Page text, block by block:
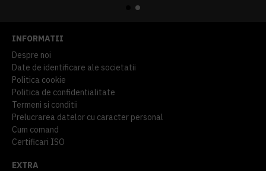
INFORMATII
Despre noi
Date de identificare ale societatii
Politica cookie
Politica de confidentialitate
Termeni si conditii
Prelucrarea datelor cu caracter personal
Cum comand
Certificari ISO
EXTRA